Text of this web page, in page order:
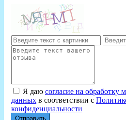
Я даю согласие на обработку
данных в соответствии с
конфиденциальности
Отправить